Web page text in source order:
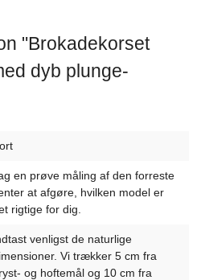
"Brokadekorset
dyb plunge-
en prøve måling af den forreste
at afgøre, hvilken model er
rigtige for dig.
venligst de naturlige
Vi trækker 5 cm fra
og hoftemål og 10 cm fra